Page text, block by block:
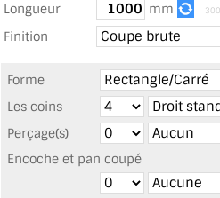
Longueur mm
Finition
Forme
Les coins
Perçage(s)
Encoche et pan coupé